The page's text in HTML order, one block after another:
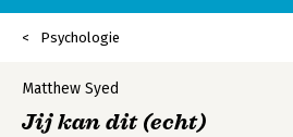
Psychologie
Matthew Syed
Jij kan dit (echt)